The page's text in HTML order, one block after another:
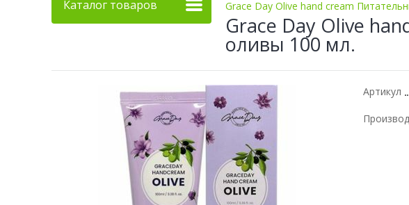
Каталог товаров
Grace Day Olive hand cream
Grace Day Olive
оливы 100 мл.
Артикул